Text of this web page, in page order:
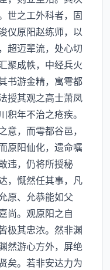
世之工外科者，固
仪原阳赵练师，以
超迈辈流，处心切
聚成帙，中经兵火
书游金精，寓雩都
授其观之高士萧凤
年不治之疮疾。
，而雩都谷邑，
原阳仙化，遗命嘱
违，仍将所授秘
，慨然任其事，凡
原、允恭能如父
尚。观原阳之自
极其忠浓。然非渊
然游心方外，屏绝
矣。若非安达力为